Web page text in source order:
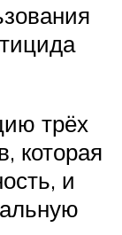
трёх
которая
и